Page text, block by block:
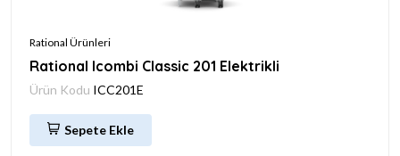
Rational Ürünleri
Rational Icombi Classic 201 Elektrikli
Ürün Kodu ICC201E
Sepete Ekle